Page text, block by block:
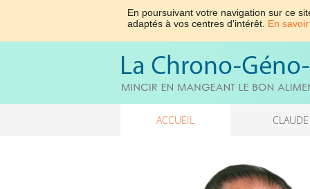
En poursuivant votre navigation sur ce
adaptés à vos centres d'intérêt. En
ACCUEIL